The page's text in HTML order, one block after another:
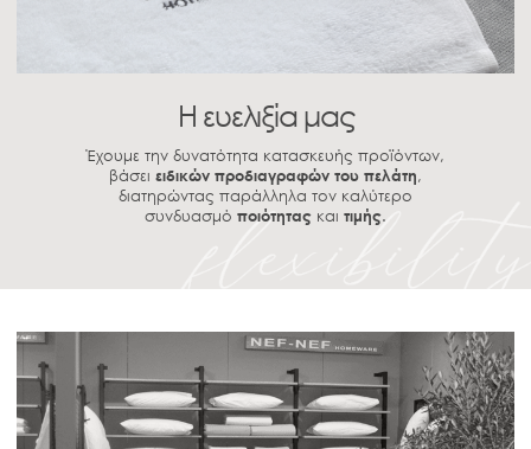
Η ευελιξία μας
Έχουμε την δυνατότητα κατασκευής προϊόντων,
βάσει ειδικών προδιαγραφών του πελάτη,
διατηρώντας παράλληλα τον καλύτερο
συνδυασμό ποιότητας και τιμής.